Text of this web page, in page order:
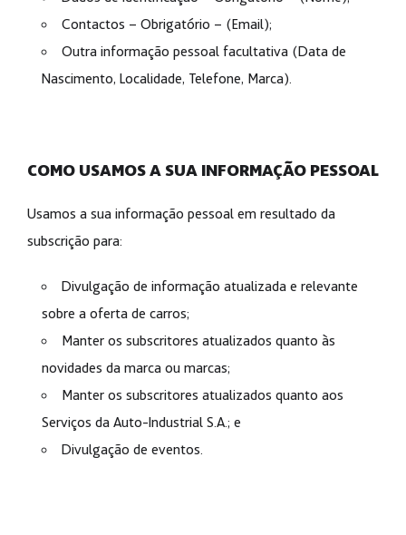
Contactos – Obrigatório – (Email);
Outra informação pessoal facultativa (Data de
Nascimento, Localidade, Telefone, Marca).
COMO USAMOS A SUA INFORMAÇÃO PESSOAL
Usamos a sua informação pessoal em resultado da
subscrição para:
Divulgação de informação atualizada e relevante
sobre a oferta de carros;
Manter os subscritores atualizados quanto às
novidades da marca ou marcas;
Manter os subscritores atualizados quanto aos
Serviços da Auto-Industrial S.A.; e
Divulgação de eventos.